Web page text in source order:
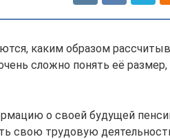
каким образом
сложно понять её размер,
о своей будущей
свою трудовую